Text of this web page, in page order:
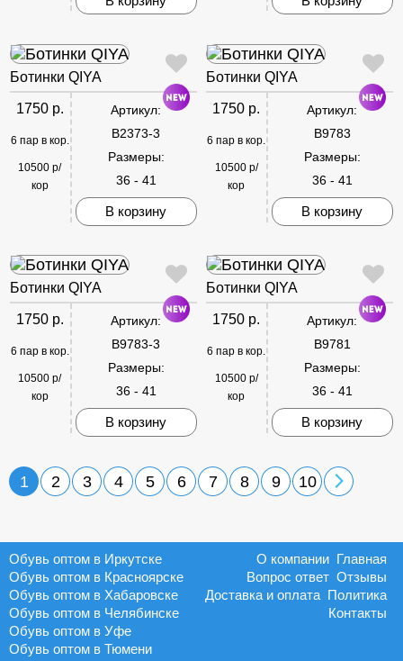
Ботинки QIYA
1750 р.
6 пар в кор.
10500 р/
кор
Артикул:
B2373-3
Размеры:
36 - 41
В корзину
Ботинки QIYA
1750 р.
6 пар в кор.
10500 р/
кор
Артикул:
B9783
Размеры:
36 - 41
В корзину
Ботинки QIYA
1750 р.
6 пар в кор.
10500 р/
кор
Артикул:
B9783-3
Размеры:
36 - 41
В корзину
Ботинки QIYA
1750 р.
6 пар в кор.
10500 р/
кор
Артикул:
B9781
Размеры:
36 - 41
В корзину
1 2 3 4 5 6 7 8 9 10
Обувь оптом в Иркутске
Обувь оптом в Красноярске
Обувь оптом в Хабаровске
Обувь оптом в Челябинске
Обувь оптом в Уфе
Обувь оптом в Тюмени
Главная
О компании
Отзывы
Вопрос ответ
Политика
Доставка и оплата
Контакты